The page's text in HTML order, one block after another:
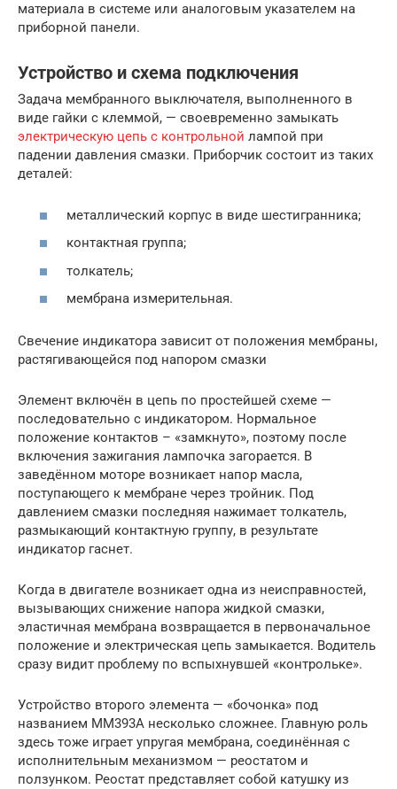
материала в системе или аналоговым указателем на
приборной панели.
Устройство и схема подключения
Задача мембранного выключателя, выполненного в
виде гайки с клеммой, — своевременно замыкать
электрическую цепь с контрольной лампой при
падении давления смазки. Приборчик состоит из таких
деталей:
металлический корпус в виде шестигранника;
контактная группа;
толкатель;
мембрана измерительная.
Свечение индикатора зависит от положения мембраны,
растягивающейся под напором смазки
Элемент включён в цепь по простейшей схеме —
последовательно с индикатором. Нормальное
положение контактов – «замкнуто», поэтому после
включения зажигания лампочка загорается. В
заведённом моторе возникает напор масла,
поступающего к мембране через тройник. Под
давлением смазки последняя нажимает толкатель,
размыкающий контактную группу, в результате
индикатор гаснет.
Когда в двигателе возникает одна из неисправностей,
вызывающих снижение напора жидкой смазки,
эластичная мембрана возвращается в первоначальное
положение и электрическая цепь замыкается. Водитель
сразу видит проблему по вспыхнувшей «контрольке».
Устройство второго элемента — «бочонка» под
названием ММ393А несколько сложнее. Главную роль
здесь тоже играет упругая мембрана, соединённая с
исполнительным механизмом — реостатом и
ползунком. Реостат представляет собой катушку из